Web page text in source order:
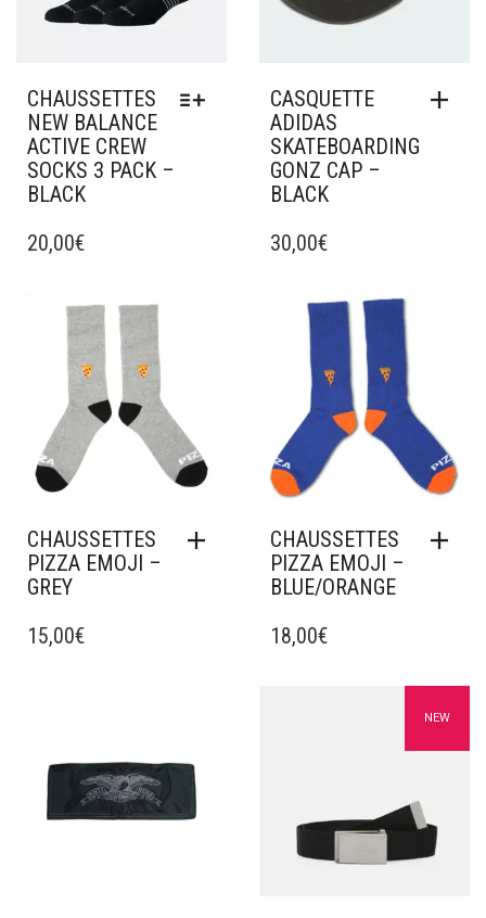
CHAUSSETTES
NEW BALANCE
ACTIVE CREW
SOCKS 3 PACK –
BLACK
PRODUIT
VARIATIONS.
OPTIONS
PEUVENT
CHOISIES
SUR
LA
DU
PRODUIT
20,00€
CASQUETTE
ADIDAS
SKATEBOARDING
GONZ CAP –
BLACK
30,00€
Ajouter à mes favoris
CHAUSSETTES
PIZZA EMOJI –
GREY
15,00€
Ajouter à mes favoris
CHAUSSETTES
PIZZA EMOJI –
BLUE/ORANGE
18,00€
Ajouter à mes favorisNEW